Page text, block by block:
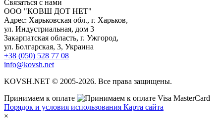
Связаться с нами
ООО "КОВШ ДОТ НЕТ"
Адрес: Харьковская обл., г. Харьков,
ул. Индустриальная, дом 3
Закарпатская область, г. Ужгород,
ул. Болгарская, 3, Украина
+38 (050) 528 77 08
info@kovsh.net
KOVSH.NET © 2005-2026. Все права защищены.
Принимаем к оплате
Порядок и условия использования Карта сайта
×